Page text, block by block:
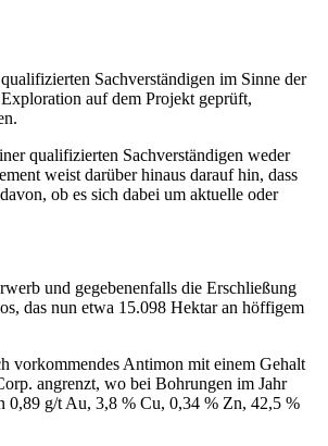
Sachverständigen im Sinne der
auf dem Projekt geprüft,
qualifizierten Sachverständigen weder
weist darüber hinaus darauf hin, dass
ob es sich dabei um aktuelle oder
und gegebenenfalls die Erschließung
das nun etwa 15.098 Hektar an höffigem
vorkommendes Antimon mit einem Gehalt
angrenzt, wo bei Bohrungen im Jahr
0,89 g/t Au, 3,8 % Cu, 0,34 % Zn, 42,5 %